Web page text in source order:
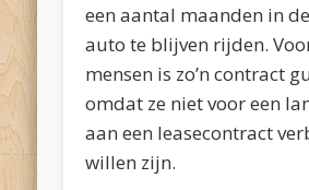
een aantal maanden in
auto te blijven rijden.
mensen is zo’n contract
omdat ze niet voor een
aan een leasecontract
willen zijn.